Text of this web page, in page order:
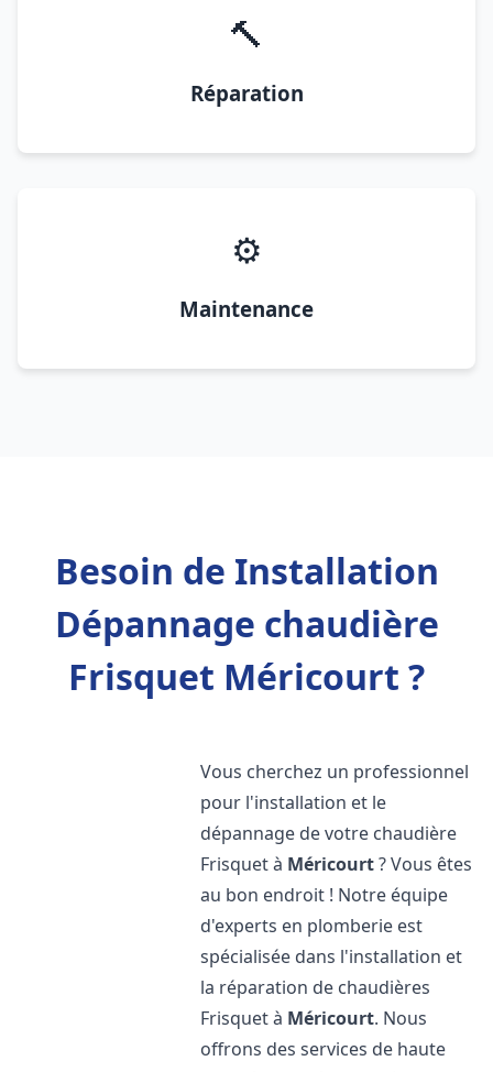
🔨
Réparation
⚙️
Maintenance
Besoin de Installation
Dépannage chaudière
Frisquet Méricourt ?
Vous cherchez un professionnel
pour l'installation et le
dépannage de votre chaudière
Frisquet à Méricourt? Vous êtes
au bon endroit ! Notre équipe
d'experts en plomberie est
spécialisée dans l'installation et
la réparation de chaudières
Frisquet à Méricourt. Nous
offrons des services de haute